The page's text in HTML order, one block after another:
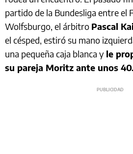
partido de la Bundesliga entre el
Wolfsburgo, el árbitro Pascal
el césped, estiró su mano
una pequeña caja blanca y le
su pareja Moritz ante unos